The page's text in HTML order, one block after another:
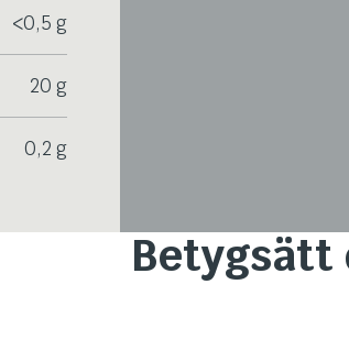
<0,5 g
20 g
0,2 g
Betygsätt